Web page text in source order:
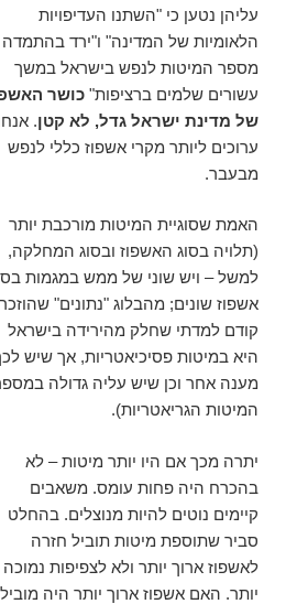
עליהן נטען כי "השתנו העדיפויות
הלאומיות של המדינה" ו"ירד בהתמדה
מספר המיטות לנפש בישראל במשך
עשורים שלמים ברציפות" כושר
של מדינת ישראל גדל, לא קטן.
ערוכים ליותר מקרי אשפוז כללי לנפש
מבעבר.
האמת שסוגיית המיטות מורכבת יותר
(תלויה בסוג האשפוז ובסוג המחלקה,
למשל – ויש שוני של ממש במגמות
אשפוז שונים; מהבלוג "נתונים" שהוזכר
קודם למדתי שחלק מהירידה בישראל
היא במיטות פסיכיאטריות, אך שיש
מענה אחר וכן שיש עליה גדולה
המיטות הגריאטריות).
יתרה מכך אם היו יותר מיטות – לא
בהכרח היה פחות עומס. משאבים
קיימים נוטים להיות מנוצלים. בהחלט
סביר שתוספת מיטות תוביל חזרה
לאשפוז ארוך יותר ולא לצפיפות נמוכה
יותר. האם אשפוז ארוך יותר היה מוביל